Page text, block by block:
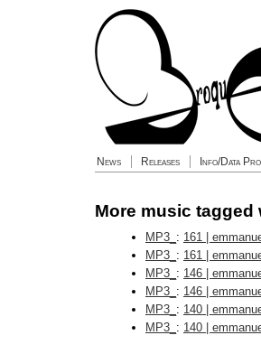
News Releases Info/Data
More music tagged
MP3_ : 161 |
MP3_ : 161 |
MP3_ : 146 |
MP3_ : 146 |
MP3_ : 140 |
MP3_ : 140 |